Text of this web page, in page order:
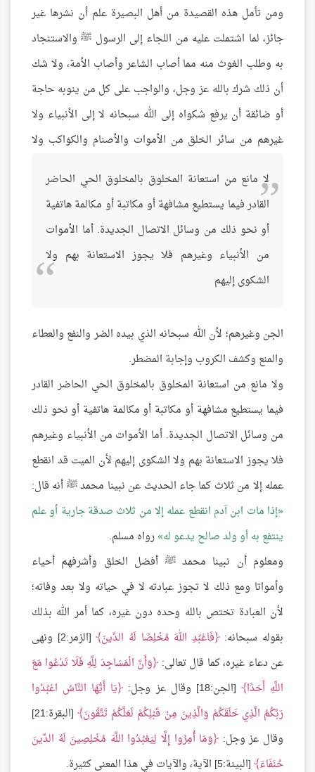
ومن تأمل هذه القصيدة من أهل البصيرة علم أن نشرها غير
جائز، لما اشتملت عليه من اللجاء إلى الرسول ﷺ والاستنجاد
به وطلب الغوث منه مما أصاب الشاعر وأصاب الأمة، ولا شك
أن ذلك شرك بالله عز وجل، والواجب على كل من ينوبه حاجة
أو ضائقة أن يرفع شكواه إلى الله سبحانه لا إلى الأنبياء ولا
غيرهم من سائر الخلق من الأموات والأصنام والكواكب
لا مانع من استعانة المخلوق بالمخلوق الحي الحاضر
القادر فيما يستطيع مشافهة أو مكاتبة أو مكالمة هاتفية
أو نحو ذلك من وسائل الاتصال الجديدة. أما الأموات
من الأنبياء وغيرهم فلا يجوز الاستعانة بهم ولا
الشكوى إليهم
ولا
الجن وغيرهم؛ لأن الله سبحانه الذي بيده الضر والنفع والعطاء
والمنع وكشف الكروب وإجابة المضطر.
ولا مانع من استعانة المخلوق بالمخلوق الحي الحاضر القادر
فيما يستطيع مشافهة أو مكاتبة أو مكالمة هاتفية أو نحو ذلك
من وسائل الاتصال الجديدة. أما الأموات من الأنبياء وغيرهم
فلا يجوز الاستعانة بهم ولا الشكوى إليهم لأن الميت قد انقطع
عمله إلا من ثلاث كما جاء الحديث عن نبينا محمد ﷺ أنه قال:
إذا مات ابن آدم انقطع عمله إلا من ثلاث صدقة جارية أو علم
ينتفع به أو ولد صالح يدعو له رواه مسلم.
ومعلوم أن نبينا محمد ﷺ أفضل الخلق وأشرفهم أحياء
وأمواتا ومع ذلك لا تجوز عبادته لا في حياته ولا بعد وفاته؛
لأن العبادة تختص بالله وحده دون غيره، كما أمر الله بذلك
بقوله سبحانه: فَاعْبُدِ اللهَ مُخْلِصًا لَهُ الدِّينَ
[الزمر:2] ونهى
عن دعاء غيره، كما قال تعالى: وَأَنَّ الْمَسَاجِدَ لِلَّهِ فَلَا تَدْعُوا مَعَ
اللَّهِ أَحَدًا [الجن:18] وقال عز وجل:
يَا أَيُّهَا النَّاسُ اعْبُدُوا
رَبَّكُمُ الَّذِي خَلَقَكُمْ وَالَّذِينَ مِنْ قَبْلِكُمْ لَعَلَّكُمْ تَتَّقُونَ
[البقرة:21]
وقال عز وجل: وَمَا أُمِرُوا إِلَّا لِيَعْبُدُوا اللَّهَ مُخْلِصِينَ لَهُ الدِّينَ
حُنَفَاءَ [البينة:5] الآية، والآيات في هذا المعنى كثيرة.